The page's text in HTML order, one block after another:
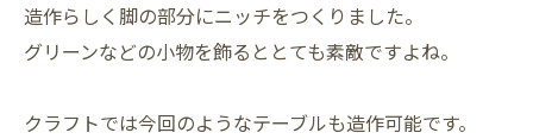
造作らしく脚の部分にニッチをつくりました。
グリーンなどの小物を飾るととても素敵ですよね。
クラフトでは今回のようなテーブルも造作可能です。